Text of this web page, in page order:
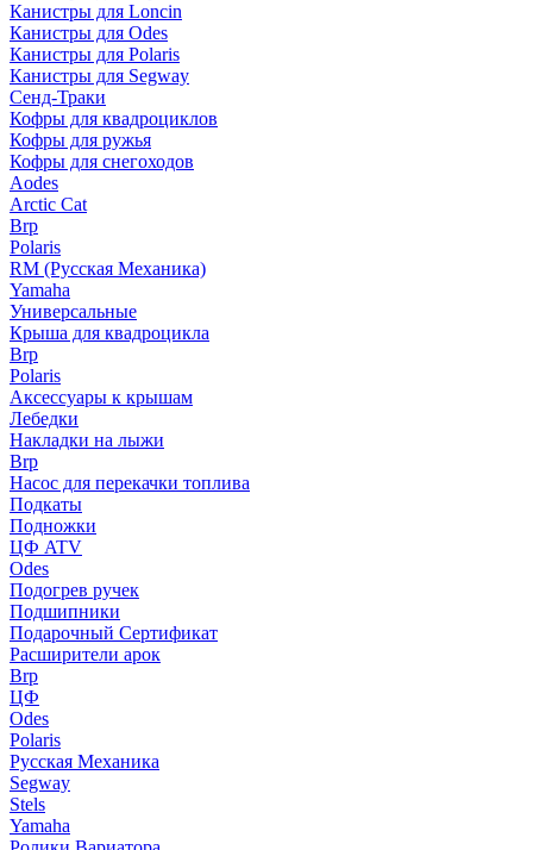
Канистры для Loncin
Канистры для Odes
Канистры для Polaris
Канистры для Segway
Сенд-Траки
Кофры для квадроциклов
Кофры для ружья
Кофры для снегоходов
Aodes
Arctic Cat
Brp
Polaris
RM (Русская Механика)
Yamaha
Универсальные
Крыша для квадроцикла
Brp
Polaris
Аксессуары к крышам
Лебедки
Накладки на лыжи
Brp
Насос для перекачки топлива
Подкаты
Подножки
ЦФ ATV
Odes
Подогрев ручек
Подшипники
Подарочный Сертификат
Расширители арок
Brp
ЦФ
Odes
Polaris
Русская Механика
Segway
Stels
Yamaha